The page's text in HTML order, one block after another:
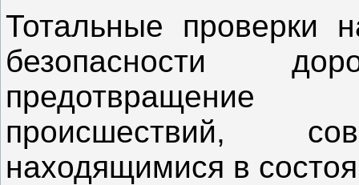
Тотальные проверки
безопасности
предотвращение
происшествий,
находящимися в